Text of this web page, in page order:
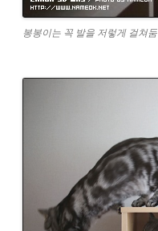
봉봉이는 꼭 발을 저렇게 걸쳐둠